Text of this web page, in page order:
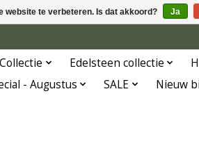
Edelsteen collectie
- Augustus SALE Nieuw
website te verbeteren. Is dat akkoord? Ja